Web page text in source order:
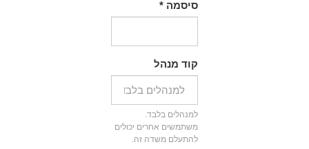
סיסמה*
קוד מנהל
למנהלים בלבד.
משתמשים אחרים יכולים
להתעלם משדה זה.